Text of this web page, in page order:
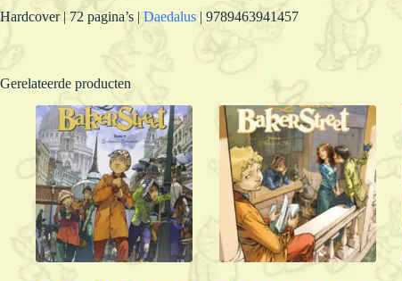
Hardcover | 72 pagina’s | Daedalus | 9789463941457
Gerelateerde producten